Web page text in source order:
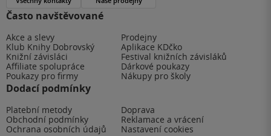
Často navštěvované
Akce a slevy
Prodejny
Klub Knihy Dobrovský
Aplikace KDčko
Knižní závisláci
Festival knižních závisláků
Affiliate spolupráce
Dárkové poukazy
Poukazy pro firmy
Nákupy pro školy
Dodací podmínky
Platební metody
Doprava
Obchodní podmínky
Reklamace a vrácení
Ochrana osobních údajů
Nastavení cookies